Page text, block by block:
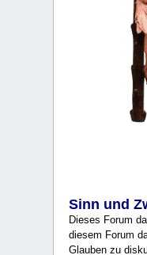
Sinn und
Dieses Forum
diesem Forum
Glauben zu